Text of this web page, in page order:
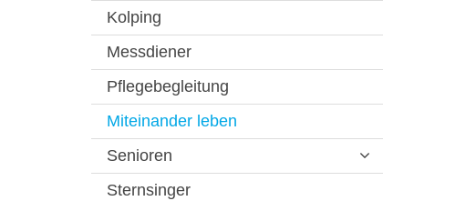
Kolping
Messdiener
Pflegebegleitung
Miteinander leben
Senioren
Sternsinger